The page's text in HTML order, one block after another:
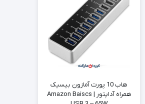
هاب 10 پورت آمازون بیسیک
همراه آداپتور Amazon Baiscs |